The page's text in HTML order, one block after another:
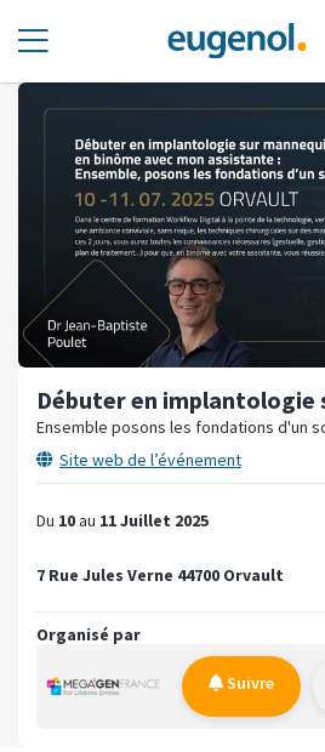
Débuter en implantologie
Ensemble posons les fondations d'un
Site web de l’événement
Du 10au 11 Juillet 2025
7 Rue Jules Verne 44700 Orvault
Organisé par
Suivre